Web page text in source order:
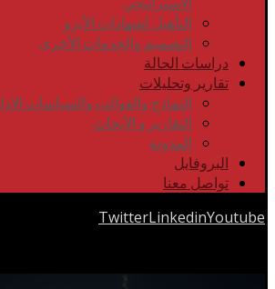
التأهيل لشهادات الأيزو
التصميم والخدمات الأخرى
دراسات الحالة
تقارير وتحليلات
النماذج والقوالب والسياسات
التقارير و الأبحاث
المدونة
البروفايل
تواصل معنا
TwitterLinkedinYoutube